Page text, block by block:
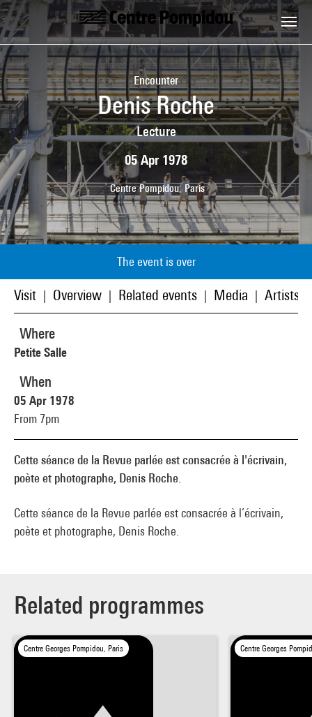
Skip to main content
Centre Pompidou
Encounter
Denis Roche
Lecture
05 Apr 1978
Centre Pompidou, Paris
The event is over
Visit Overview Related events Media Artists/
Cette séance de la Revue parlée est consacrée à l'écrivain,
poète et photographe, Denis Roche.
Cette séance de la Revue parlée est consacrée à l’écrivain,
poète et photographe, Denis Roche.
Where
Petite Salle
When
05 Apr 1978
From 7pm
Related programmes
Centre Georges Pompidou, Paris Centre Georges